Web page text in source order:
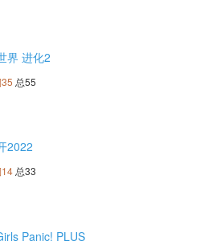
界 进化2
总55
2022
总33
Panic! PLUS